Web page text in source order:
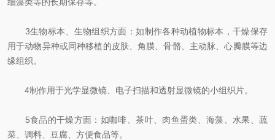
3生物标本、生物组织方面：如制作各种动植物标本，干燥保存
用于动物异种或同种移植的皮肤、角膜、骨骼、主动脉、心瓣膜等边
缘组织。
4制作用于光学显微镜、电子扫描和透射显微镜的小组织片。
5食品的干燥方面：如咖啡、茶叶、肉鱼蛋类、海藻、水果、蔬
菜、调料、豆腐、方便食品等。